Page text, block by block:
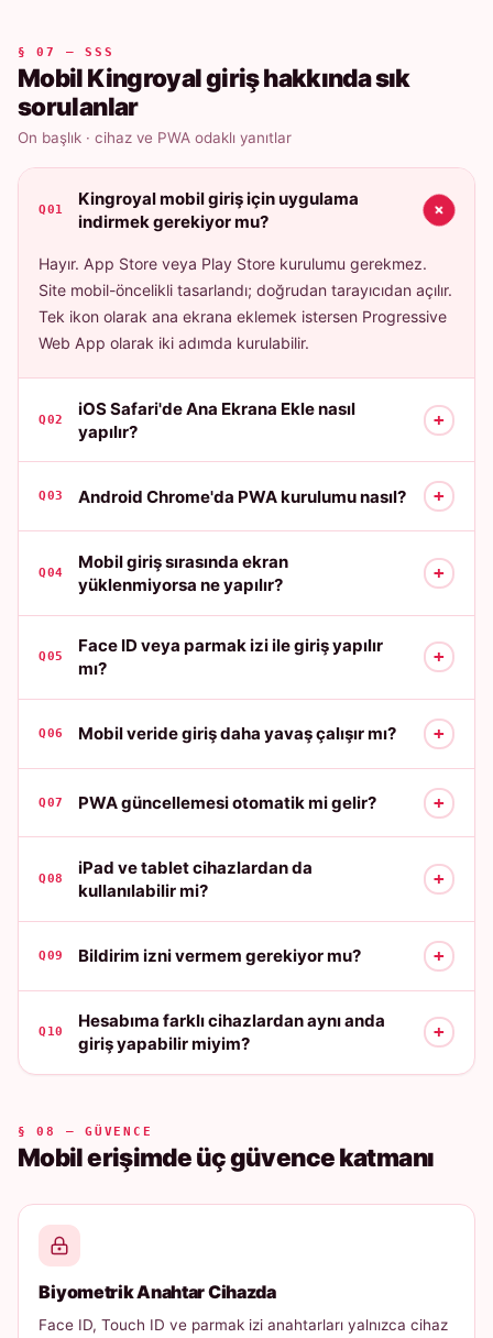
§ 07 — SSS
Mobil Kingroyal giriş hakkında sık
sorulanlar
On başlık · cihaz ve PWA odaklı yanıtlar
Q01
Kingroyal mobil giriş için uygulama
indirmek gerekiyor mu?
+
Hayır. App Store veya Play Store kurulumu gerekmez.
Site mobil-öncelikli tasarlandı; doğrudan tarayıcıdan açılır.
Tek ikon olarak ana ekrana eklemek istersen Progressive
Web App olarak iki adımda kurulabilir.
Q02
iOS Safari'de Ana Ekrana Ekle nasıl
yapılır?
+
Q03 Android Chrome'da PWA kurulumu nasıl? +
Q04
Mobil giriş sırasında ekran
yüklenmiyorsa ne yapılır?
+
Q05
Face ID veya parmak izi ile giriş yapılır
mı?
+
Q06 Mobil veride giriş daha yavaş çalışır mı? +
Q07 PWA güncellemesi otomatik mi gelir? +
Q08
iPad ve tablet cihazlardan da
kullanılabilir mi?
+
Q09 Bildirim izni vermem gerekiyor mu? +
Q10
Hesabıma farklı cihazlardan aynı anda
giriş yapabilir miyim?
+
§ 08 — GÜVENCE
Mobil erişimde üç güvence katmanı
Biyometrik Anahtar Cihazda
Face ID, Touch ID ve parmak izi anahtarları yalnızca cihaz